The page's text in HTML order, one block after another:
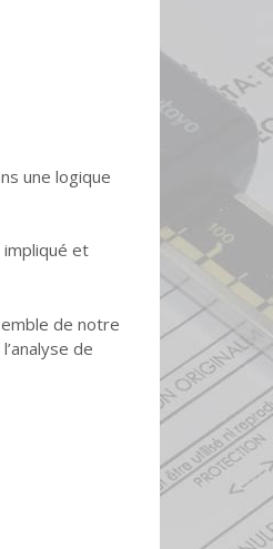
une logique
impliqué et
de notre
de